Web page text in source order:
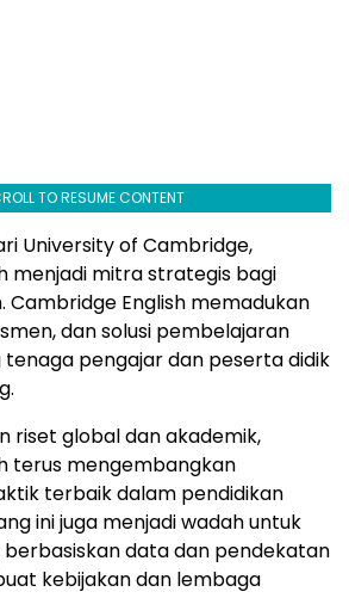
TO RESUME CONTENT
University of Cambridge,
menjadi mitra strategis bagi
Cambridge English memadukan
dan solusi pembelajaran
pengajar dan peserta didik
riset global dan akademik,
terus mengembangkan
terbaik dalam pendidikan
ini juga menjadi wadah untuk
data dan pendekatan
kebijakan dan lembaga